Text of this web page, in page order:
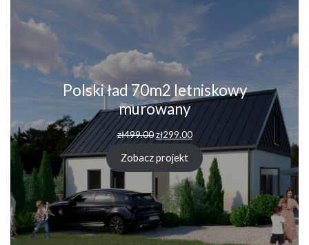
Polski ład 70m2 letniskowy
murowany
zł499.00 zł299.00
Zobacz projekt